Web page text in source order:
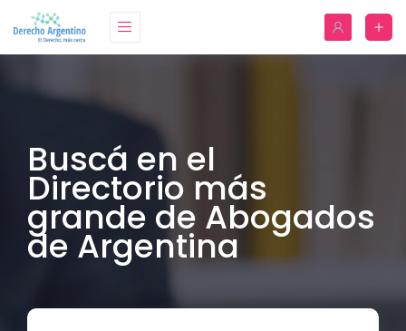
Buscá en el
Directorio más
grande de Abogados
de Argentina